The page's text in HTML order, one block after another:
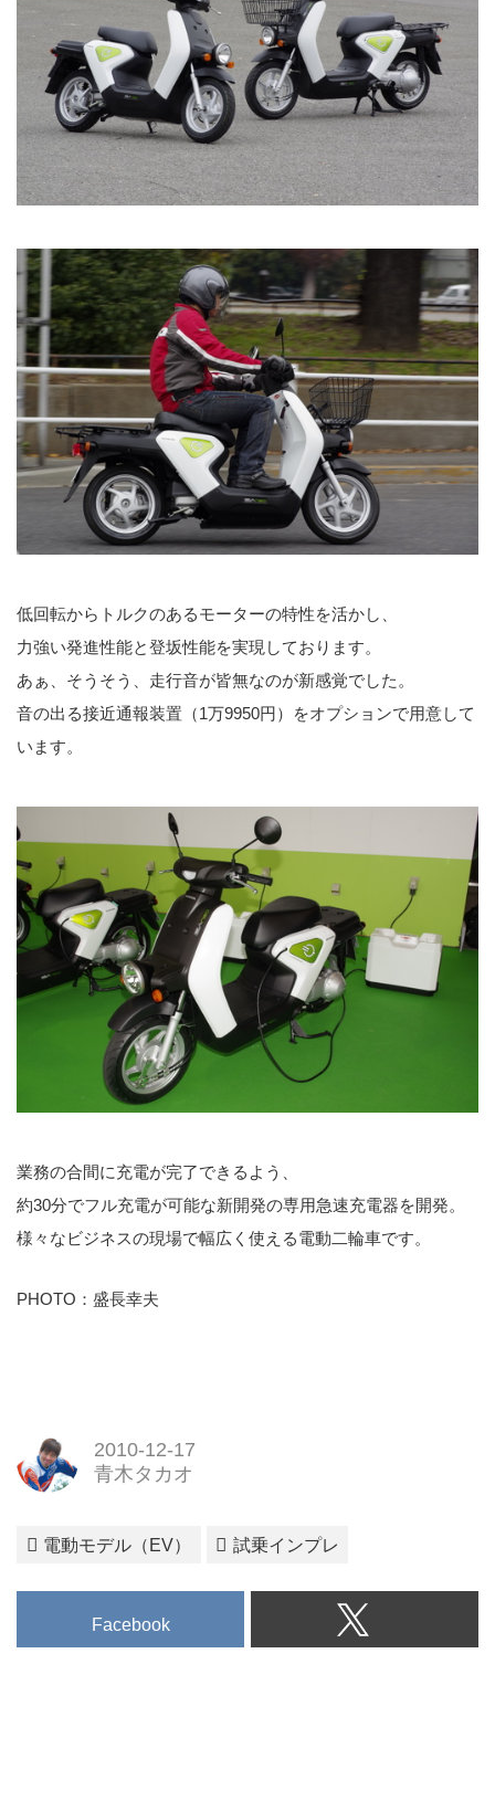
低回転からトルクのあるモーターの特性を活かし、
力強い発進性能と登坂性能を実現しております。
あぁ、そうそう、走行音が皆無なのが新感覚でした。
音の出る接近通報装置（1万9950円）をオプションで用意して
います。
業務の合間に充電が完了できるよう、
約30分でフル充電が可能な新開発の専用急速充電器を開発。
様々なビジネスの現場で幅広く使える電動二輪車です。
PHOTO：盛長幸夫
2010-12-17
青木タカオ
電動モデル（EV） 試乗インプレ
Facebook